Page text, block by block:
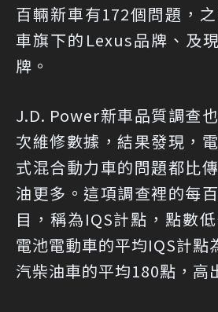
百輛新車有172個問題，
車旗下的Lexus品牌、及
牌。
J.D. Power新車品質調查
次維修數據，結果發現，
式混合動力車的問題都比
油更多。這項調查裡的每
目，稱為IQS計點，點數
電池電動車的平均IQS計點
汽柴油車的平均180點，高